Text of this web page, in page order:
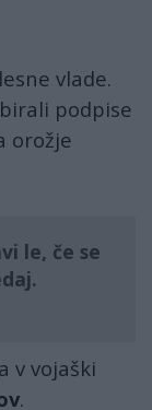
vlade.
podpise
orožje
le, če se
v vojaški
.